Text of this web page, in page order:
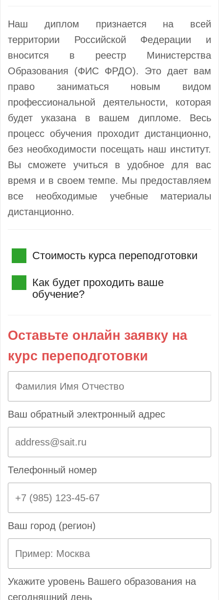
Наш диплом признается на всей
территории Российской Федерации и
вносится в реестр Министерства
Образования (ФИС ФРДО). Это дает вам
право заниматься новым видом
профессиональной деятельности, которая
будет указана в вашем дипломе. Весь
процесс обучения проходит дистанционно,
без необходимости посещать наш институт.
Вы сможете учиться в удобное для вас
время и в своем темпе. Мы предоставляем
все необходимые учебные материалы
дистанционно.
Стоимость курса переподготовки
Как будет проходить ваше
обучение?
Оставьте онлайн заявку на
курс переподготовки
Ваш обратный электронный адрес
Телефонный номер
Ваш город (регион)
Укажите уровень Вашего образования на
сегодняшний день